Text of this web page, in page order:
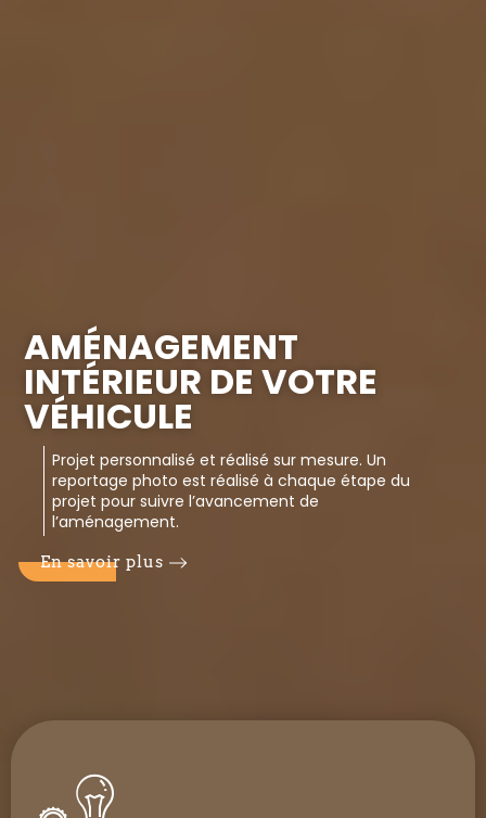
AMÉNAGEMENT
INTÉRIEUR DE VOTRE
VÉHICULE
Projet personnalisé et réalisé sur mesure. Un
reportage photo est réalisé à chaque étape du
projet pour suivre l’avancement de
l’aménagement.
En savoir plus
AMÉNAGEMENT
INTÉRIEUR DE VOTRE
VÉHICULE
Projet personnalisé et réalisé sur mesure. Un
reportage photo est réalisé à chaque étape du
projet pour suivre l’avancement de
l’aménagement.
En savoir plus